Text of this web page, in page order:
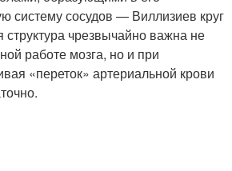
систему сосудов — Виллизиев круг
структура чрезвычайно важна не
работе мозга, но и при
«переток» артериальной крови